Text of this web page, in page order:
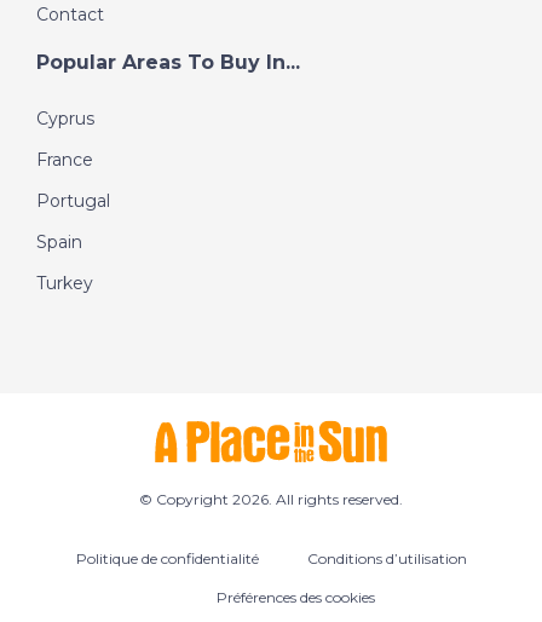
Contact
Popular Areas To Buy In...
Cyprus
France
Portugal
Spain
Turkey
© Copyright 2026. All rights reserved.
Politique de confidentialité Conditions d’utilisation
Préférences des cookies